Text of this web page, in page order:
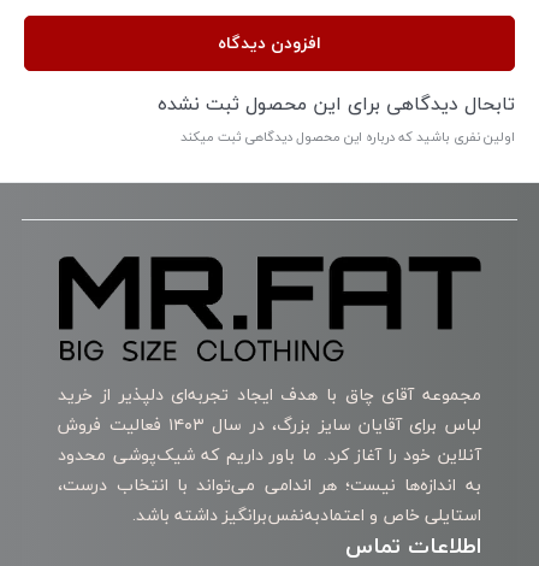
افزودن دیدگاه
تابحال دیدگاهی برای این محصول ثبت نشده
اولین نفری باشید که درباره این محصول دیدگاهی ثبت میکند
مجموعه آقای چاق با هدف ایجاد تجربه‌ای دلپذیر از خرید
لباس برای آقایان سایز بزرگ، در سال ۱۴۰۳ فعالیت فروش
آنلاین خود را آغاز کرد. ما باور داریم که شیک‌پوشی محدود
به اندازه‌ها نیست؛ هر اندامی می‌تواند با انتخاب درست،
استایلی خاص و اعتمادبه‌نفس‌برانگیز داشته باشد.
اطلاعات تماس